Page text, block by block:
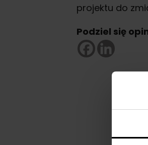
projektu do
Podziel się